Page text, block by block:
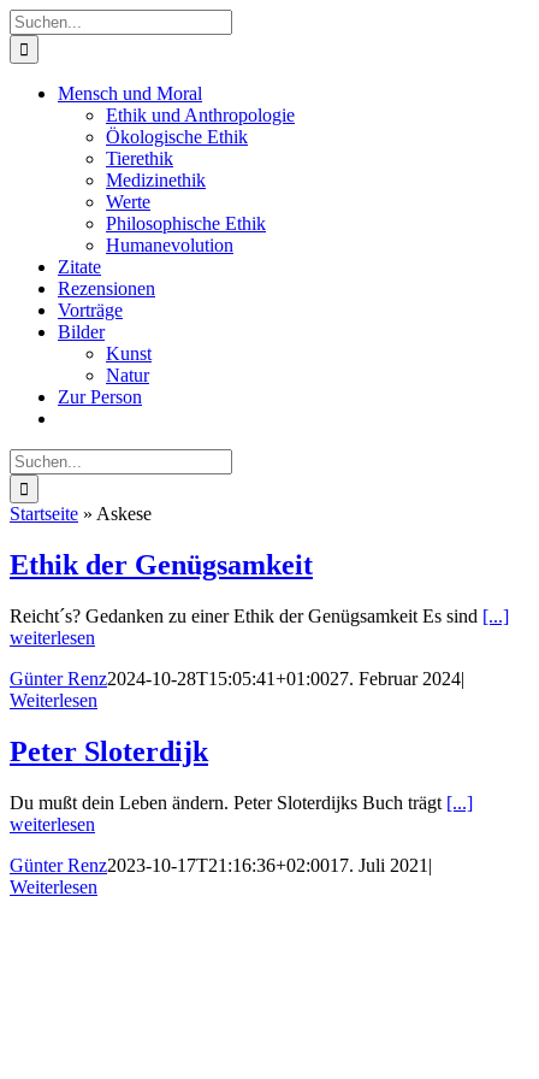
Zum
Inhalt
springen
Suche
nach:
Mensch und Moral
Ethik und Anthropologie
Ökologische Ethik
Tierethik
Medizinethik
Werte
Philosophische Ethik
Humanevolution
Zitate
Rezensionen
Vorträge
Bilder
Kunst
Natur
Zur Person
Suche
nach:
Startseite » Askese
Ethik der Genügsamkeit
Reicht´s? Gedanken zu einer Ethik der Genügsamkeit Es sind [...]
weiterlesen
Günter Renz2024-10-28T15:05:41+01:0027. Februar 2024|
Weiterlesen
Peter Sloterdijk
Du mußt dein Leben ändern. Peter Sloterdijks Buch trägt [...]
weiterlesen
Günter Renz2023-10-17T21:16:36+02:0017. Juli 2021 |
Weiterlesen